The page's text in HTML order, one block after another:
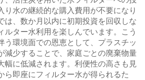
り水の継続的な購入費用が不要になり
は、数か月以内に初期投資を回収しな
ルター水利用を楽しんでいます。こう
う環境面での恩恵として、プラスチッ
減少することで、家庭ごとの廃棄物量
幅に低減されます。利便性の高さも見
ら即座にフィルター水が得られるた